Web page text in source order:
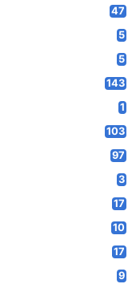
47
5
5
143
1
103
97
3
17
10
17
9